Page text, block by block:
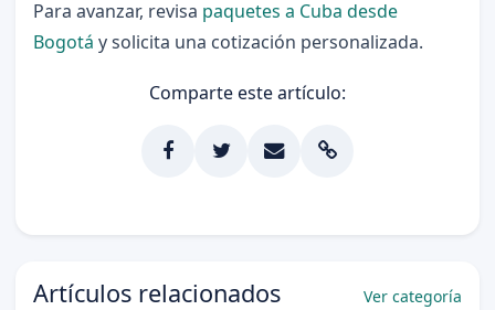
Para avanzar, revisa paquetes a Cuba desde
Bogotá y solicita una cotización personalizada.
Comparte este artículo:
Artículos relacionados Ver categoría